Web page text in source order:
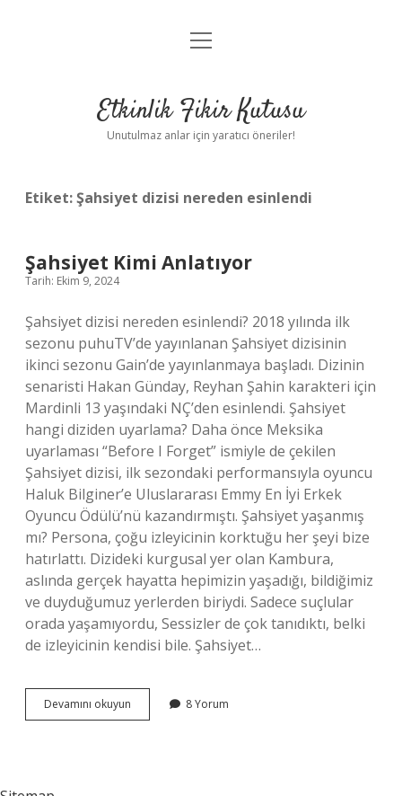
Anasayfa
Yasal Uyarı
menüyü
Etkinlik Fikir Kutusu
Unutulmaz anlar için yaratıcı öneriler!
Etiket:Şahsiyet dizisi nereden esinlendi
Şahsiyet Kimi Anlatıyor
Tarih: Ekim 9, 2024
Şahsiyet dizisi nereden esinlendi? 2018 yılında ilk
sezonu puhuTV’de yayınlanan Şahsiyet dizisinin
ikinci sezonu Gain’de yayınlanmaya başladı. Dizinin
senaristi Hakan Günday, Reyhan Şahin karakteri için
Mardinli 13 yaşındaki NÇ’den esinlendi. Şahsiyet
hangi diziden uyarlama? Daha önce Meksika
uyarlaması “Before I Forget” ismiyle de çekilen
Şahsiyet dizisi, ilk sezondaki performansıyla oyuncu
Haluk Bilginer’e Uluslararası Emmy En İyi Erkek
Oyuncu Ödülü’nü kazandırmıştı. Şahsiyet yaşanmış
mı? Persona, çoğu izleyicinin korktuğu her şeyi bize
hatırlattı. Dizideki kurgusal yer olan Kambura,
aslında gerçek hayatta hepimizin yaşadığı, bildiğimiz
ve duyduğumuz yerlerden biriydi. Sadece suçlular
orada yaşamıyordu, Sessizler de çok tanıdıktı, belki
de izleyicinin kendisi bile. Şahsiyet…
Devamını okuyun Şahsiyet
Kimi
8 Yorum